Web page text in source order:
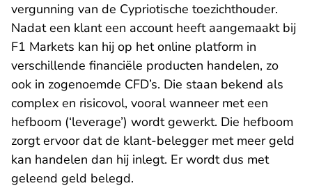
vergunning van de Cypriotische toezichthouder.
Nadat een klant een account heeft aangemaakt bij
F1 Markets kan hij op het online platform in
verschillende financiële producten handelen, zo
ook in zogenoemde CFD’s. Die staan bekend als
complex en risicovol, vooral wanneer met een
hefboom (‘leverage’) wordt gewerkt. Die hefboom
zorgt ervoor dat de klant-belegger met meer geld
kan handelen dan hij inlegt. Er wordt dus met
geleend geld belegd.